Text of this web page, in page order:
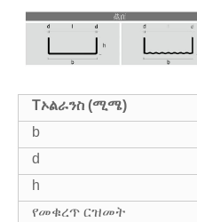
Tኦልራንስ (ሚሜ)
b
d
h
የመቁረጥ ርዝመት